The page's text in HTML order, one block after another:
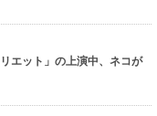
エット」の上演中、ネコが